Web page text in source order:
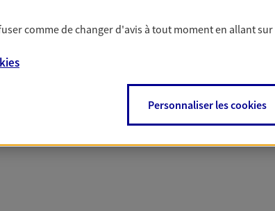
PARTICULIERS PROFESSIONNELS
comme de changer d'avis à tout moment en allant sur
Personnaliser les cookies